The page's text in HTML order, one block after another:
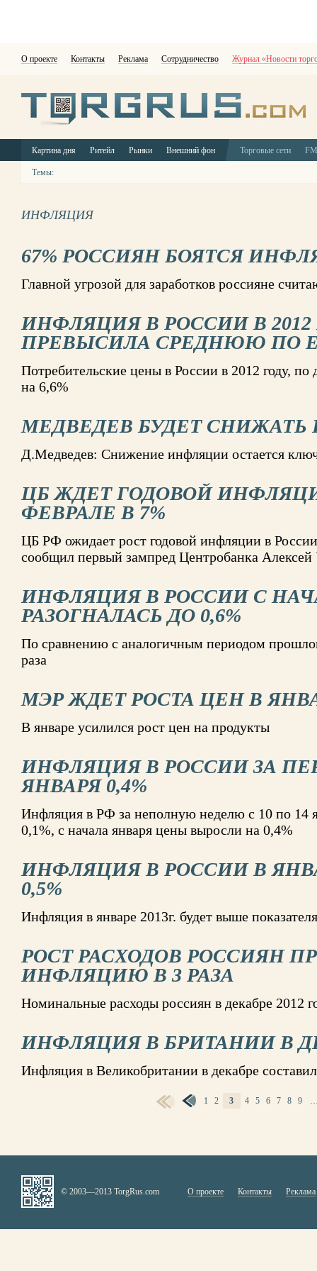
О проекте Контакты Реклама Сотрудничество Журнал «Новости
Картина дня Ритейл Рынки Внешний фон Торговые сети
Темы:
ИНФЛЯЦИЯ
67% РОССИЯН БОЯТСЯ
Главной угрозой для заработков россияне
ИНФЛЯЦИЯ В РОССИИ В 2012
ПРЕВЫСИЛА СРЕДНЮЮ ПО
Потребительские цены в России в 2012 году,
на 6,6%
МЕДВЕДЕВ БУДЕТ
Д.Медведев: Снижение инфляции остается
ЦБ ЖДЕТ ГОДОВОЙ
ФЕВРАЛЕ В 7%
ЦБ РФ ожидает рост годовой инфляции в
сообщил первый зампред Центробанка Алексей
ИНФЛЯЦИЯ В РОССИИ С
РАЗОГНАЛАСЬ ДО 0,6%
По сравнению с аналогичным периодом
раза
МЭР ЖДЕТ РОСТА ЦЕН В
В январе усилился рост цен на продукты
ИНФЛЯЦИЯ В РОССИИ ЗА
ЯНВАРЯ 0,4%
Инфляция в РФ за неполную неделю с 10 по 14
0,1%, с начала января цены выросли на 0,4%
ИНФЛЯЦИЯ В РОССИИ В
0,5%
Инфляция в январе 2013г. будет выше
РОСТ РАСХОДОВ РОССИЯН
ИНФЛЯЦИЮ В 3 РАЗА
Номинальные расходы россиян в декабре 2012
ИНФЛЯЦИЯ В БРИТАНИИ В
Инфляция в Великобритании в декабре
1 2 3 4 5 6 7 8 9
© 2003—2013 TorgRus.com О проекте Контакты Реклама